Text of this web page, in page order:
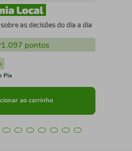
as decisões do dia a dia
1.097 pontos
Pix
ao carrinho